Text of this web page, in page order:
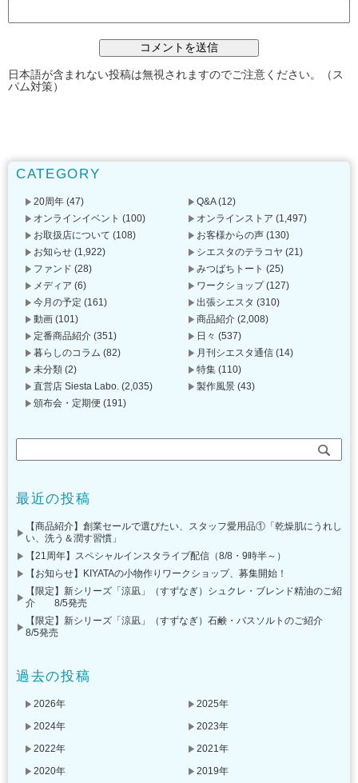
日本語が含まれない投稿は無視されますのでご注意ください。（ス
パム対策）
CATEGORY
20周年 (47) Q&A(12)
オンラインイベント (100) オンラインストア (1,497)
お取扱店について (108) お客様からの声 (130)
お知らせ (1,922) シエスタのテラコヤ (21)
ファンド (28) みつばちトート (25)
メディア (6) ワークショップ(127)
今月の予定 (161) 出張シエスタ (310)
動画 (101) 商品紹介 (2,008)
定番商品紹介 (351) 日々 (537)
暮らしのコラム (82) 月刊シエスタ通信 (14)
未分類 (2) 特集 (110)
直営店 Siesta Labo. (2,035) 製作風景 (43)
頒布会・定期便 (191)
最近の投稿
【商品紹介】創業セールで選びたい、スタッフ愛用品①「乾燥肌にうれし
い、洗う＆潤す習慣」
【21周年】スペシャルインスタライブ配信（8/8・9時半～）
【お知らせ】KIYATAの小物作りワークショップ、募集開始！
【限定】新シリーズ「涼凪」（すずなぎ）シュクレ・ブレンド精油のご紹
介 8/5発売
【限定】新シリーズ「涼凪」（すずなぎ）石鹸・バスソルトのご紹介
8/5発売
過去の投稿
2026年
2025年
2024年
2023年
2022年
2021年
2020年
2019年